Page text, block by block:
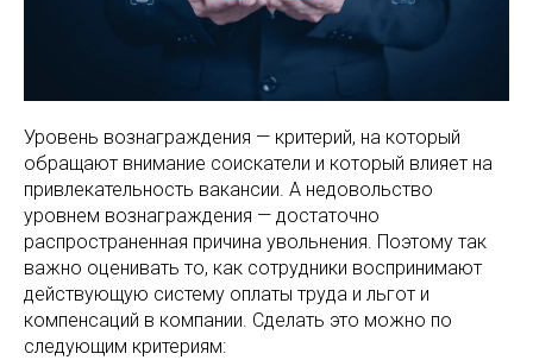
Уровень вознаграждения — критерий, на который
обращают внимание соискатели и который влияет на
привлекательность вакансии. А недовольство
уровнем вознаграждения — достаточно
распространенная причина увольнения. Поэтому так
важно оценивать то, как сотрудники воспринимают
действующую систему оплаты труда и льгот и
компенсаций в компании. Сделать это можно по
следующим критериям: